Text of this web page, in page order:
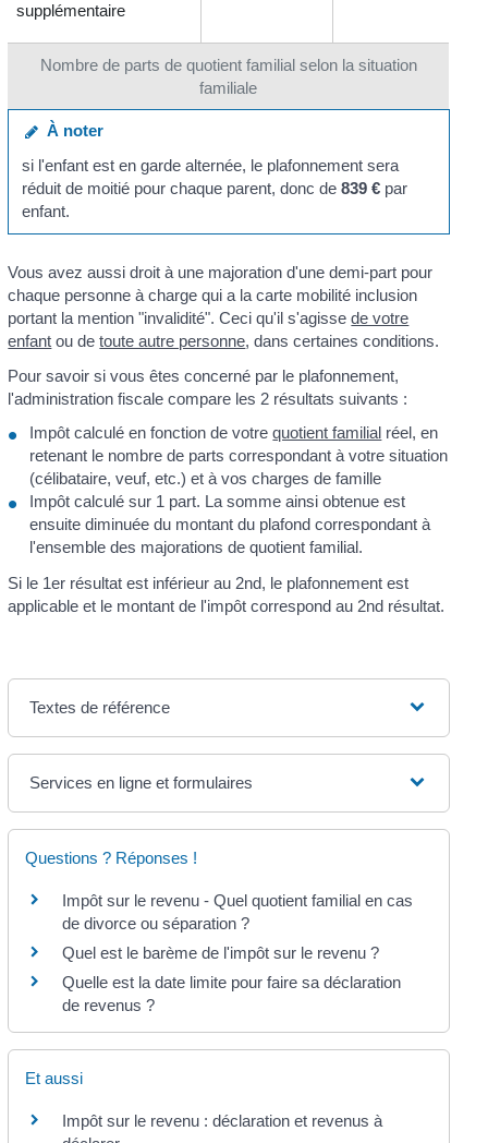
Nombre de parts de quotient familial selon la situation
familiale
supplémentaire
À noter
si l'enfant est en garde alternée, le plafonnement sera
réduit de moitié pour chaque parent, donc de 839 €par
enfant.
Vous avez aussi droit à une majoration d'une demi-part pour
chaque personne à charge qui a la carte mobilité inclusion
portant la mention "invalidité". Ceci qu'il s'agissede votre
enfant ou detoute autre personne, dans certaines conditions.
Pour savoir si vous êtes concerné par le plafonnement,
l'administration fiscale compare les 2 résultats suivants :
Impôt calculé en fonction de votrequotient familial réel, en
retenant le nombre de parts correspondant à votre situation
(célibataire, veuf, etc.) et à vos charges de famille
Impôt calculé sur 1 part. La somme ainsi obtenue est
ensuite diminuée du montant du plafond correspondant à
l'ensemble des majorations de quotient familial.
Si le 1er résultat est inférieur au 2nd, le plafonnement est
applicable et le montant de l'impôt correspond au 2nd résultat.
Textes de référence
Services en ligne et formulaires
Questions ? Réponses !
Impôt sur le revenu - Quel quotient familial en cas
de divorce ou séparation ?
Quel est le barème de l'impôt sur le revenu ?
Quelle est la date limite pour faire sa déclaration
de revenus ?
Et aussi
Impôt sur le revenu : déclaration et revenus à